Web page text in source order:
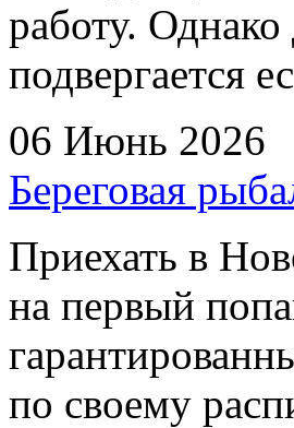
работу. Однако
подвергается
06 Июнь 2026
Береговая
Приехать в
на первый
по своему